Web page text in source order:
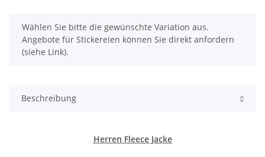
x
Wählen Sie bitte die gewünschte Variation aus.
Angebote für Stickereien können Sie direkt anfordern
(siehe Link).
Beschreibung
Herren Fleece Jacke